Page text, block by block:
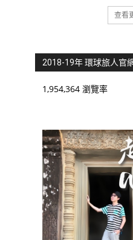
查看
2018-19年 環球旅人官
1,954,364 瀏覽率